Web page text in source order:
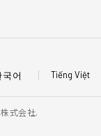
Tiếng Việt
국어
式会社.